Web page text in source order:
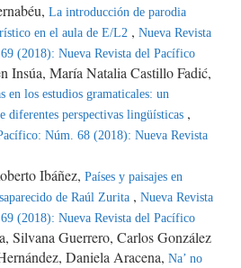
La introducción de parodia
en el aula de E/L2 , Nueva Revista
(2018): Nueva Revista del Pacífico
Insúa, María Natalia Castillo Fadić,
en los estudios gramaticales: un
diferentes perspectivas lingüísticas ,
Núm. 68 (2018): Nueva Revista
Ibáñez, Países y paisajes en
de Raúl Zurita , Nueva Revista
(2018): Nueva Revista del Pacífico
Silvana Guerrero, Carlos González
Daniela Aracena, Na’ no